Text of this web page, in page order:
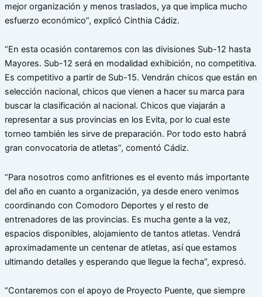
mejor organización y menos traslados, ya que implica mucho
esfuerzo económico”, explicó Cinthia Cádiz.
“En esta ocasión contaremos con las divisiones Sub-12 hasta
Mayores. Sub-12 será en modalidad exhibición, no competitiva.
Es competitivo a partir de Sub-15. Vendrán chicos que están en
selección nacional, chicos que vienen a hacer su marca para
buscar la clasificación al nacional. Chicos que viajarán a
representar a sus provincias en los Evita, por lo cual este
torneo también les sirve de preparación. Por todo esto habrá
gran convocatoria de atletas”, comentó Cádiz.
“Para nosotros como anfitriones es el evento más importante
del año en cuanto a organización, ya desde enero venimos
coordinando con Comodoro Deportes y el resto de
entrenadores de las provincias. Es mucha gente a la vez,
espacios disponibles, alojamiento de tantos atletas. Vendrá
aproximadamente un centenar de atletas, así que estamos
ultimando detalles y esperando que llegue la fecha”, expresó.
“Contaremos con el apoyo de Proyecto Puente, que siempre